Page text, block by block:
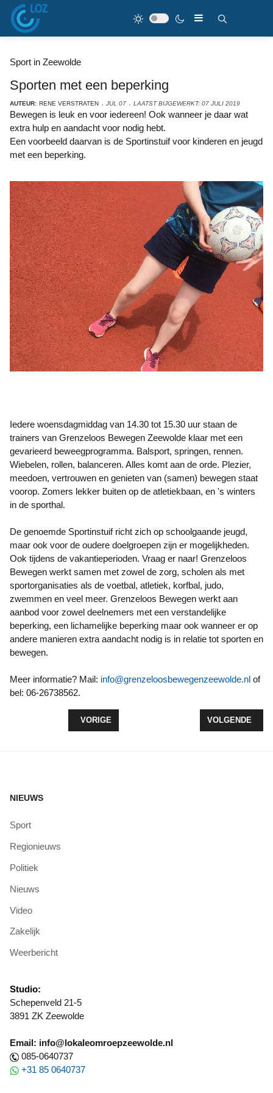
Sport in Zeewolde
Sporten met een beperking
AUTEUR: RENE VERSTRATEN JUL 07 LAATST BIJGEWERKT: 07 JULI 2019
Bewegen is leuk en voor iedereen! Ook wanneer je daar wat
extra hulp en aandacht voor nodig hebt.
Een voorbeeld daarvan is de Sportinstuif voor kinderen en jeugd
met een beperking.
Iedere woensdagmiddag van 14.30 tot 15.30 uur staan de
trainers van Grenzeloos Bewegen Zeewolde klaar met een
gevarieerd beweegprogramma. Balsport, springen, rennen.
Wiebelen, rollen, balanceren. Alles komt aan de orde. Plezier,
meedoen, vertrouwen en genieten van (samen) bewegen staat
voorop. Zomers lekker buiten op de atletiekbaan, en 's winters
in de sporthal.
De genoemde Sportinstuif richt zich op schoolgaande jeugd,
maar ook voor de oudere doelgroepen zijn er mogelijkheden.
Ook tijdens de vakantieperioden. Vraag er naar! Grenzeloos
Bewegen werkt samen met zowel de zorg, scholen als met
sportorganisaties als de voetbal, atletiek, korfbal, judo,
zwemmen en veel meer. Grenzeloos Bewegen werkt aan
aanbod voor zowel deelnemers met een verstandelijke
beperking, een lichamelijke beperking maar ook wanneer er op
andere manieren extra aandacht nodig is in relatie tot sporten en
bewegen.
Meer informatie? Mail: info@grenzeloosbewegenzeewolde.nl of
bel: 06-26738562.
VORIG ARTIKEL: DRIEVOUDIGE ZEGE VOOR
VORIGE VOLGENDE
VOLGENDE
NIEUWS
Sport
Regionieuws
Politiek
Nieuws
Video
Zakelijk
Weerbericht
Studio:
Schepenveld 21-5
3891 ZK Zeewolde
Email: info@lokaleomroepzeewolde.nl
085-0640737
+31 85 0640737